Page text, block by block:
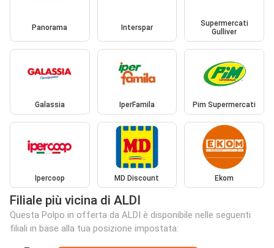
Panorama Interspar
Supermercati
Gulliver
Galassia IperFamila Pim Supermercati
Ipercoop MD Discount Ekom
Filiale più vicina di ALDI
Questa Polpo in offerta da ALDI è disponibile nelle seguenti
filiali in base alla tua posizione impostata: